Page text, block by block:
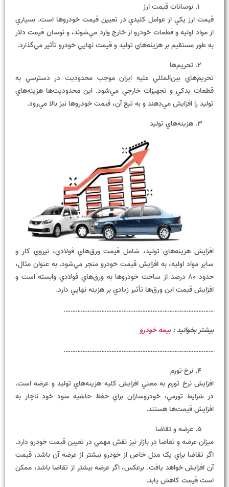
نوسانات قيمت ارز
قيمت ارز يکي از عوامل کليدي در تعيين قيمت خودروها است. بسياري
از مواد اوليه و قطعات خودرو از خارج وارد مي‌شوند، و نوسان قيمت دلار
به طور مستقيم بر هزينه‌هاي توليد و قيمت نهايي خودرو تأثير مي‌گذارد.
تحريم‌ها
تحريم‌هاي بين‌المللي عليه ايران موجب محدوديت در دسترسي به
قطعات يدکي و تجهيزات خارجي مي‌شود. اين محدوديت‌ها هزينه‌هاي
توليد را افزايش مي‌دهند و به تبع آن، قيمت خودروها نيز بالا مي‌رود.
هزينه‌هاي توليد
افزايش هزينه‌هاي توليد، شامل قيمت ورق‌هاي فولادي، نيروي کار و
ساير مواد اوليه، به افزايش قيمت خودرو منجر مي‌شود. به عنوان مثال،
حدود 80 درصد از ساخت خودروها به ورق‌هاي فولادي وابسته است و
افزايش قيمت اين ورق‌ها تأثير زيادي بر هزينه نهايي دارد.
…………………………………………………………………………….
بیشتر بخوانید :بیمه خودرو
…………………………………………………………………………….
نرخ تورم
افزايش نرخ تورم به معني افزايش کليه هزينه‌هاي توليد و عرضه است.
در شرايط تورمي، خودروسازان براي حفظ حاشيه سود خود ناچار به
افزايش قيمت‌ها هستند.
عرضه و تقاضا
ميزان عرضه و تقاضا در بازار نيز نقش مهمي در تعيين قيمت خودرو دارد.
اگر تقاضا براي يک مدل خاص از خودرو بيشتر از عرضه آن باشد، قيمت
آن افزايش خواهد يافت. برعکس، اگر عرضه بيشتر از تقاضا باشد، ممکن
است قيمت کاهش يابد.